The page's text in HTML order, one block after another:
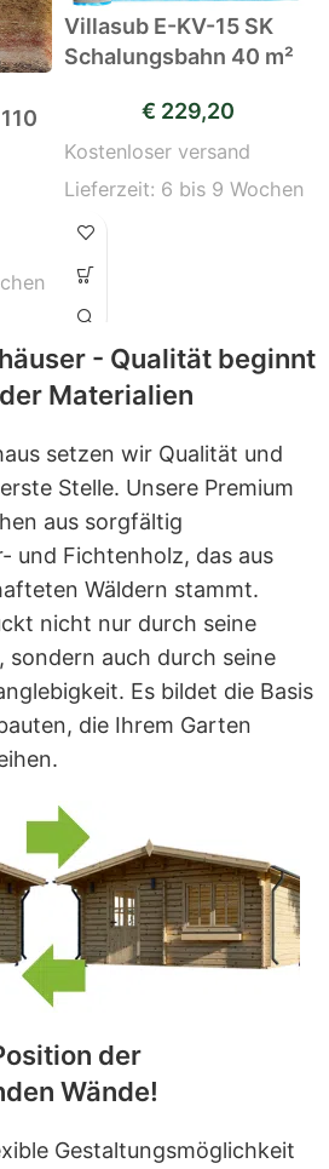
Villasub E-KV-15 SK
Schalungsbahn 40 m²
€ 229,20
Kostenloser versand
Lieferzeit: 6 bis 9 Wochen
- Qualität beginnt
Materialien
setzen wir Qualität und
Stelle. Unsere Premium
aus sorgfältig
und Fichtenholz, das aus
Wäldern stammt.
nicht nur durch seine
sondern auch durch seine
Es bildet die Basis
die Ihrem Garten
der
Wände!
Gestaltungsmöglichkeit